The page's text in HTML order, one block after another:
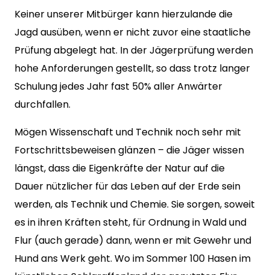
Keiner unserer Mitbürger kann hierzulande die
Jagd ausüben, wenn er nicht zuvor eine staatliche
Prüfung abgelegt hat. In der Jägerprüfung werden
hohe Anforderungen gestellt, so dass trotz langer
Schulung jedes Jahr fast 50% aller Anwärter
durchfallen.
Mögen Wissenschaft und Technik noch sehr mit
Fortschrittsbeweisen glänzen – die Jäger wissen
längst, dass die Eigenkräfte der Natur auf die
Dauer nützlicher für das Leben auf der Erde sein
werden, als Technik und Chemie. Sie sorgen, soweit
es in ihren Kräften steht, für Ordnung in Wald und
Flur (auch gerade) dann, wenn er mit Gewehr und
Hund ans Werk geht. Wo im Sommer 100 Hasen im